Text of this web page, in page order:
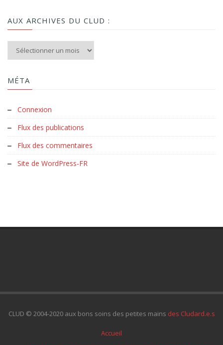
AUX ARCHIVES DU CLUD :
Aux archives du Clud :
MÉTA
Connexion
Flux des publications
Flux des commentaires
Site de WordPress-FR
CLUD © 2004-2020 aux bons soins des petites mains des Cludard.e.s
Accueil